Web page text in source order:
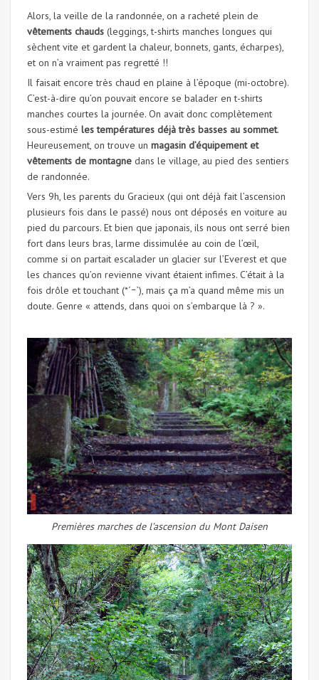
Alors, la veille de la randonnée, on a racheté plein de
vêtements chauds (leggings, t-shirts manches longues qui
sèchent vite et gardent la chaleur, bonnets, gants, écharpes),
et on n’a vraiment pas regretté !!
Il faisait encore très chaud en plaine à l’époque (mi-octobre).
C’est-à-dire qu’on pouvait encore se balader en t-shirts
manches courtes la journée. On avait donc complètement
sous-estimé les températures déjà très basses au sommet.
Heureusement, on trouve un magasin d’équipement et
vêtements de montagne dans le village, au pied des sentiers
de randonnée.
Vers 9h, les parents du Gracieux (qui ont déjà fait l’ascension
plusieurs fois dans le passé) nous ont déposés en voiture au
pied du parcours. Et bien que japonais, ils nous ont serré bien
fort dans leurs bras, larme dissimulée au coin de l’œil,
comme si on partait escalader un glacier sur l’Everest et que
les chances qu’on revienne vivant étaient infimes. C’était à la
fois drôle et touchant (*´ｰ`), mais ça m’a quand même mis un
doute. Genre « attends, dans quoi on s’embarque là ? ».
Premières marches de l’ascension du Mont Daisen